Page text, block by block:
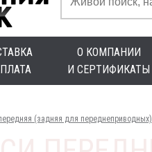
О КОМПАНИИ
И СЕРТИФИКАТЫ
(задняя для переднеприводных)